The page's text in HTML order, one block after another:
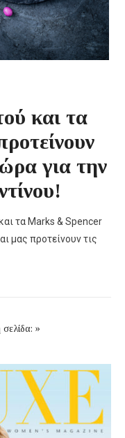
και τα
για την
τα Marks & Spencer
μας προτείνουν τις
»